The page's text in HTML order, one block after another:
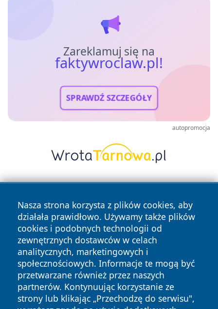
Zareklamuj się na
faktywroclaw.pl!
SPRAWDŹ SZCZEGÓŁY
autopromocja
Nasza strona korzysta z plików cookies, aby
działała prawidłowo. Używamy także plików
cookies i podobnych technologii od
zewnętrznych dostawców w celach
analitycznych, marketingowych i
społecznościowych. Informacje te mogą być
przetwarzane również przez naszych
partnerów. Kontynuując korzystanie ze
strony lub klikając „Przechodzę do serwisu",
Copyright © 2026 faktywroclaw.pl Wszystkie prawa
zastrzeżone.
News Autorzy
Polityka
Prywatności
Polityka
Cookies